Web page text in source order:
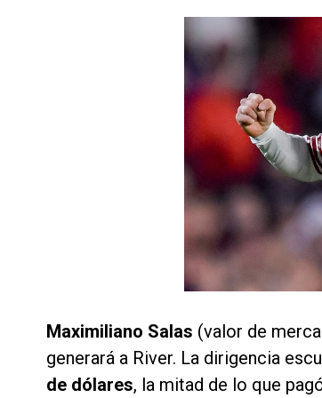
Maximiliano Salas (valor de
generará a River. La dirigencia
de dólares, la mitad de lo que